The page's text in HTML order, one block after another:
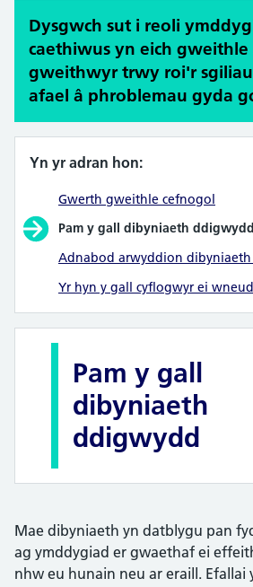
Dysgwch sut i reoli
caethiwus yn eich gweithle
gweithwyr trwy roi'r
afael â phroblemau gyda
Yn yr adran hon:
Gwerth gweithle cefnogol
Pam y gall dibyniaeth ddigwydd
Adnabod arwyddion
Yr hyn y gall cyflogwyr ei wneud
Pam y gall
dibyniaeth
ddigwydd
Mae dibyniaeth yn datblygu pan
ag ymddygiad er gwaethaf ei
nhw eu hunain neu ar eraill. Efallai